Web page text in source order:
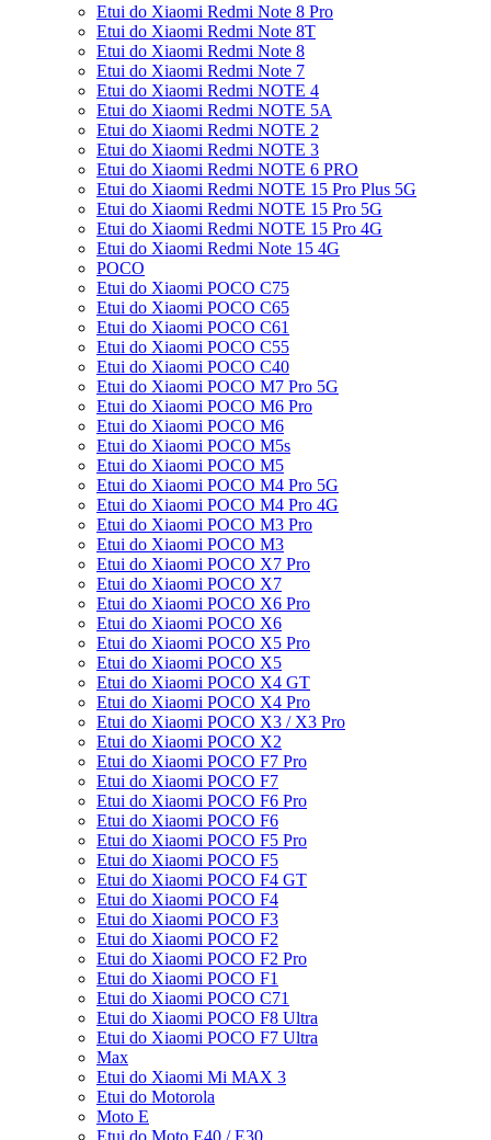
Etui do Xiaomi Redmi Note 8 Pro
Etui do Xiaomi Redmi Note 8T
Etui do Xiaomi Redmi Note 8
Etui do Xiaomi Redmi Note 7
Etui do Xiaomi Redmi NOTE 4
Etui do Xiaomi Redmi NOTE 5A
Etui do Xiaomi Redmi NOTE 2
Etui do Xiaomi Redmi NOTE 3
Etui do Xiaomi Redmi NOTE 6 PRO
Etui do Xiaomi Redmi NOTE 15 Pro Plus 5G
Etui do Xiaomi Redmi NOTE 15 Pro 5G
Etui do Xiaomi Redmi NOTE 15 Pro 4G
Etui do Xiaomi Redmi Note 15 4G
POCO
Etui do Xiaomi POCO C75
Etui do Xiaomi POCO C65
Etui do Xiaomi POCO C61
Etui do Xiaomi POCO C55
Etui do Xiaomi POCO C40
Etui do Xiaomi POCO M7 Pro 5G
Etui do Xiaomi POCO M6 Pro
Etui do Xiaomi POCO M6
Etui do Xiaomi POCO M5s
Etui do Xiaomi POCO M5
Etui do Xiaomi POCO M4 Pro 5G
Etui do Xiaomi POCO M4 Pro 4G
Etui do Xiaomi POCO M3 Pro
Etui do Xiaomi POCO M3
Etui do Xiaomi POCO X7 Pro
Etui do Xiaomi POCO X7
Etui do Xiaomi POCO X6 Pro
Etui do Xiaomi POCO X6
Etui do Xiaomi POCO X5 Pro
Etui do Xiaomi POCO X5
Etui do Xiaomi POCO X4 GT
Etui do Xiaomi POCO X4 Pro
Etui do Xiaomi POCO X3 / X3 Pro
Etui do Xiaomi POCO X2
Etui do Xiaomi POCO F7 Pro
Etui do Xiaomi POCO F7
Etui do Xiaomi POCO F6 Pro
Etui do Xiaomi POCO F6
Etui do Xiaomi POCO F5 Pro
Etui do Xiaomi POCO F5
Etui do Xiaomi POCO F4 GT
Etui do Xiaomi POCO F4
Etui do Xiaomi POCO F3
Etui do Xiaomi POCO F2
Etui do Xiaomi POCO F2 Pro
Etui do Xiaomi POCO F1
Etui do Xiaomi POCO C71
Etui do Xiaomi POCO F8 Ultra
Etui do Xiaomi POCO F7 Ultra
Max
Etui do Xiaomi Mi MAX 3
Etui do Motorola
Moto E
Etui do Moto E40 / E30